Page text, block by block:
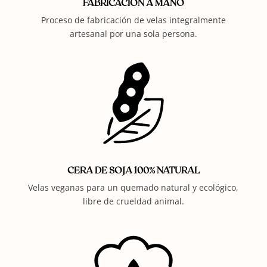
FABRICACIÓN A MANO
Proceso de fabricación de velas integralmente
artesanal por una sola persona.
CERA DE SOJA 100% NATURAL
Velas veganas para un quemado natural y ecológico,
libre de crueldad animal.